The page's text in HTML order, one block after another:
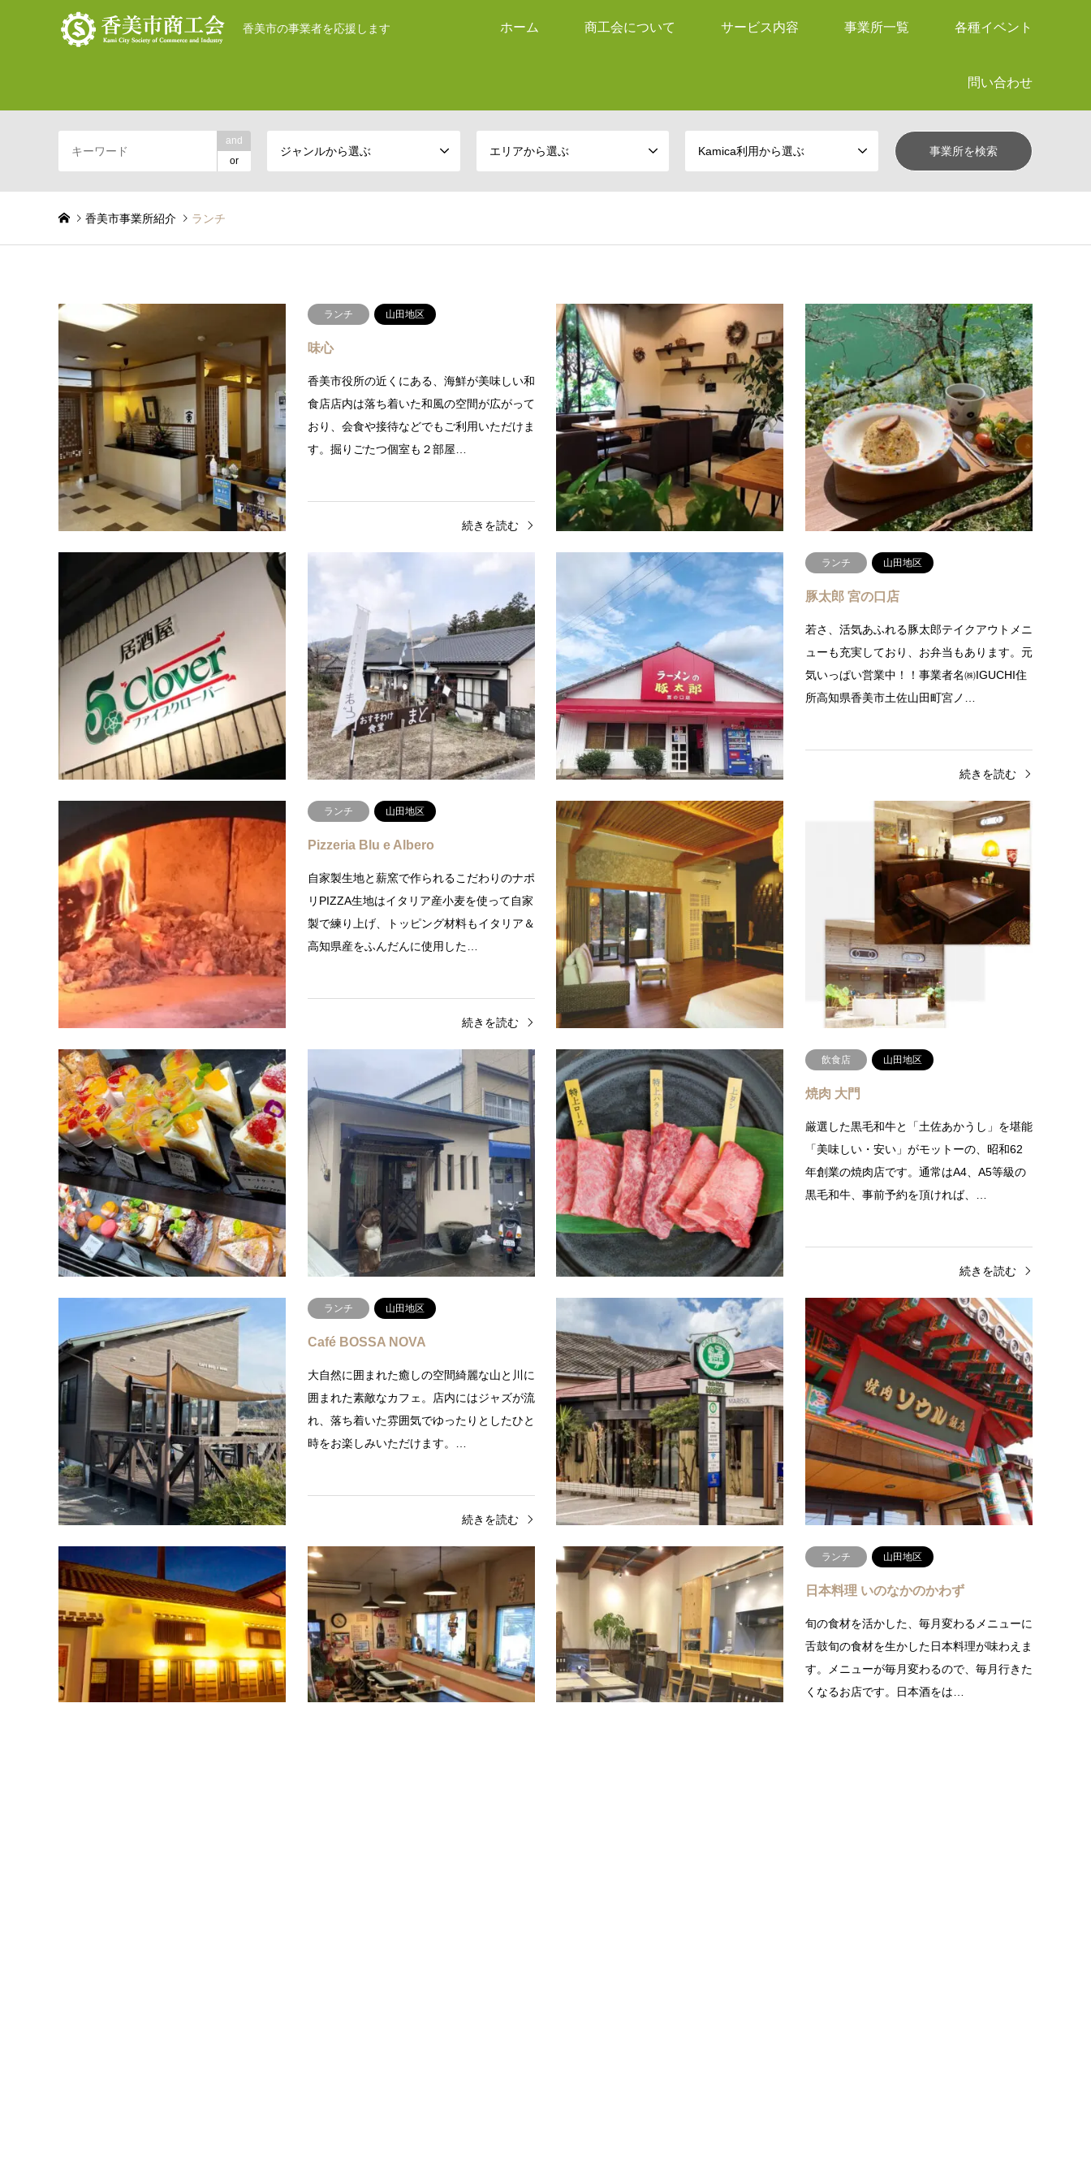
香美市の事業者を応援します ホーム 商工会について サービス内容 事業所一覧 各種イベント
問い合わせ
and
or
ジャンルから選ぶ エリアから選ぶ Kamica利用から選ぶ
香美市事業所紹介 ランチ
ランチ 山田地区
味心
香美市役所の近くにある、海鮮が美味しい和
食店店内は落ち着いた和風の空間が広がって
おり、会食や接待などでもご利用いただけま
す。掘りごたつ個室も２部屋…
続きを読む
飲食店 山田地区
あかいみ
素敵な店内で、美味しい料理が食べられるキ
ッチン＆カフェ外観の見た目は老舗喫茶です
が、店内に入ってみるとそこにはおしゃれで
落ち着く空間が広がっていま…
続きを読む
駅前にある居心地のいいオシャレな居酒屋さ
ん土佐山田駅前にある気さくな店主がお出迎
えしてくれる居酒屋さん。半個室もあり、大
小宴会でもご利用いただけま…
続きを読む
香北地区
おすそわけ食堂 まど
『おすそわけの心』を地域循環させる食堂周
辺の農家から規格外や取りすぎた野菜を「お
すそわけ」してもらい、食品ロスを防ぎなが
らも、地域の拠点となる食堂…
続きを読む
ランチ 山田地区
豚太郎 宮の口店
若さ、活気あふれる豚太郎テイクアウトメニ
ューも充実しており、お弁当もあります。元
気いっぱい営業中！！事業者名㈱IGUCHI住
所高知県香美市土佐山田町宮ノ…
続きを読む
ランチ 山田地区
Pizzeria Blu e Albero
自家製生地と薪窯で作られるこだわりのナポ
リPIZZA生地はイタリア産小麦を使って自家
製で練り上げ、トッピング材料もイタリア＆
高知県産をふんだんに使用した…
続きを読む
香北地区
しぜんと、やすらぐ。〜食物・温泉・音楽〜
しぜんたいですごすこと。大地が育んだ天然
の温泉に包まれ、無添加でしぜんのまま育て
た野菜や穀物からは身体の資…
プルメリアラクーン
香美市の人気スイーツカフェ地元の香美市の
果物はもちろん、高知産の桃、シャインマス
カットやイチゴなどの食材を使ったスイーツ
が大人気のカフェ。中でも人…
続きを読む
飲食店 山田地区
麺房 久五
本格こだわりうどん「久五」お昼時になる
と、すぐにお客さんでいっぱいになる地元で
大人気のうどん屋さん。ジューシーなお肉の
上からぶっかけのお出汁をかけ…
続きを読む
飲食店 山田地区
焼肉 大門
厳選した黒毛和牛と「土佐あかうし」を堪能
「美味しい・安い」がモットーの、昭和62
年創業の焼肉店です。通常はA4、A5等級の
黒毛和牛、事前予約を頂ければ、…
続きを読む
ランチ 山田地区
Café BOSSA NOVA
大自然に囲まれた癒しの空間綺麗な山と川に
囲まれた素敵なカフェ。店内にはジャズが流
れ、落ち着いた雰囲気でゆったりとしたひと
時をお楽しみいただけます。…
続きを読む
飲食店 山田地区
カフェダイニング マリソル
土佐山田駅近くのおしゃれな老舗カフェダイ
ニング土佐山田駅から歩いてすぐにある、落
ち着いた雰囲気のおしゃれなカフェダイニン
グ。内装もリニューアルし、…
続きを読む
ランチ
美酒百膳 文蔵
築120年の酒蔵で、蔵人の息吹を感じながら
酔い遊ぶ高知の美味しいもので宴会・接待に
お使いいただけます。厳選した旬菜旬魚を使
ったお料理を、もてなす心、感…
飲食店 山田地区
ヘイ ポーラ
アメリカンスタイルの絶品お好み焼き屋さん
土佐山田町にあるお好み焼き屋です。店内は
店内は50年代のアメリカンスタイルのオシ
ャレな雰囲気。創業20年以上の…
ランチ 山田地区
日本料理 いのなかのかわず
旬の食材を活かした、毎月変わるメニューに
舌鼓旬の食材を生かした日本料理が味わえま
す。メニューが毎月変わるので、毎月行きた
くなるお店です。日本酒をは…